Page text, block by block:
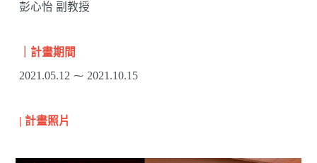
彭心怡 副教授
｜計畫期間
2021.05.12 ⁓ 2021.10.15
| 計畫照片